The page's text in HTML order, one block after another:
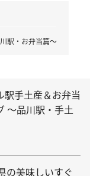
駅・お弁当篇～
駅手土産＆お弁当
～品川駅・手土
の美味しいすぐ